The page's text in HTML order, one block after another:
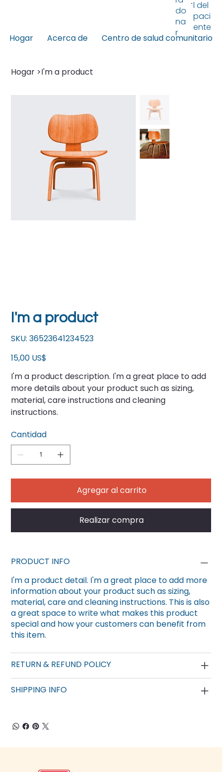
Hogar Acerca de Centro de salud comunitario
do
na
r
l del
paci
ente
Hogar >I'm a product
I'm a product
SKU:
SKU
36523641234523
36523641234523
Precio
15,00 US$
I'm a product description. I'm a great place to add
more details about your product such as sizing,
material, care instructions and cleaning
instructions.
Cantidad
Agregar al carrito
Realizar compra
PRODUCT INFO
I'm a product detail. I'm a great place to add more
information about your product such as sizing,
material, care and cleaning instructions. This is also
a great space to write what makes this product
special and how your customers can benefit from
this item.
RETURN & REFUND POLICY
SHIPPING INFO